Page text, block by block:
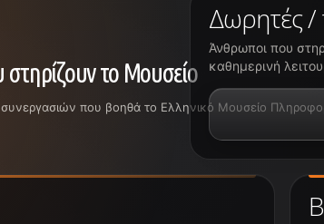
στηρίζουν το Μουσείο
που βοηθά το Ελληνικό Μουσείο
Δωρητές /
Άνθρωποι που
καθημερινή